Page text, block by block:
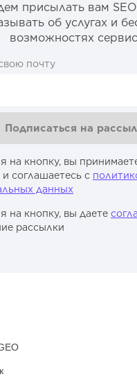
присылать вам
об услугах и
возможностях
почту
Подписаться на
на кнопку, вы
и соглашаетесь с
данных
на кнопку, вы даете
рассылки